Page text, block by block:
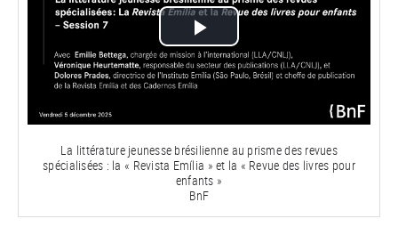
Lire
la
vidéo
La littérature jeunesse brésilienne au prisme des revues
spécialisées : la « Revista Emília » et la « Revue des livres pour
enfants »
BnF